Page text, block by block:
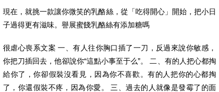
現在，就挑一款讓你微笑的乳酪絲，從「吃得開心」開始，把小日
子過得更有滋味。譽展蜜餞乳酪絲有添加糖嗎
很虐心喪系文案 一、有人往你胸口插了一刀，反過來說你敏感，
你把刀插回去，他卻說你“這點小事至于么”。 二、有的人把心都掏
給你了，你卻假裝沒看見，因為你不喜歡。有的人把你的心都掏
了，你還假裝不疼，因為你愛。 三、過去的人就像是發霉了的面